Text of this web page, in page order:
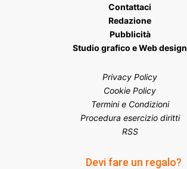
Contattaci
Redazione
Pubblicità
Studio grafico e Web design
Privacy Policy
Cookie Policy
Termini e Condizioni
Procedura esercizio diritti
RSS
Devi fare un regalo?